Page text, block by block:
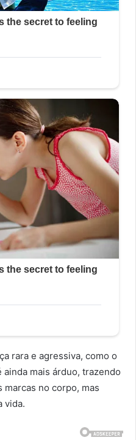
rara e agressiva, como o
mais árduo, trazendo
marcas no corpo, mas
vida.